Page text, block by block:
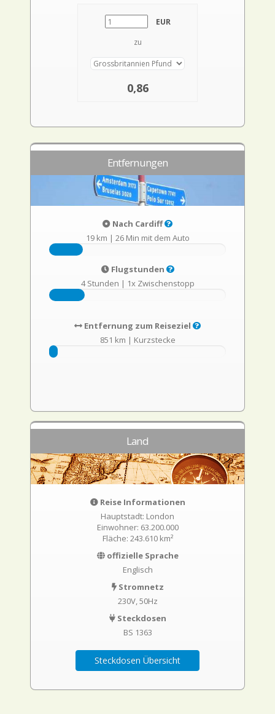
EUR
zu
0,86
Entfernungen
Nach Cardiff
19 km | 26 Min mit dem Auto
Flugstunden
4 Stunden | 1x Zwischenstopp
Entfernung zum Reiseziel
851 km | Kurzstecke
Land
Reise Informationen
Hauptstadt: London
Einwohner: 63.200.000
Fläche: 243.610 km²
offizielle Sprache
Englisch
Stromnetz
230V, 50Hz
Steckdosen
BS 1363
Steckdosen Übersicht